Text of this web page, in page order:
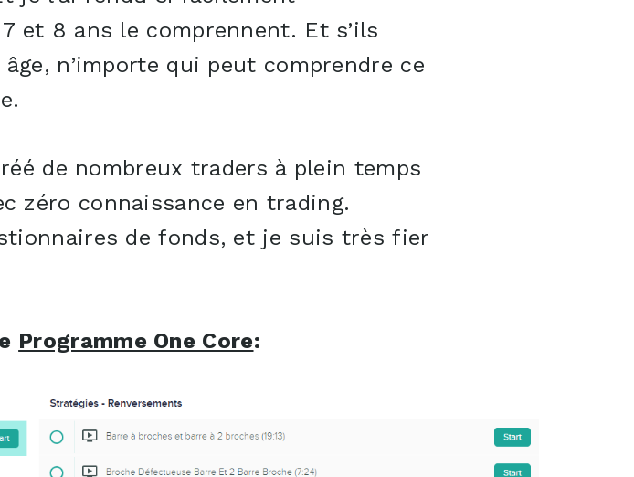
et 8 ans le comprennent. Et s’ils
n’importe qui peut comprendre ce
de nombreux traders à plein temps
zéro connaissance en trading.
de fonds, et je suis très fier
Programme One Core: